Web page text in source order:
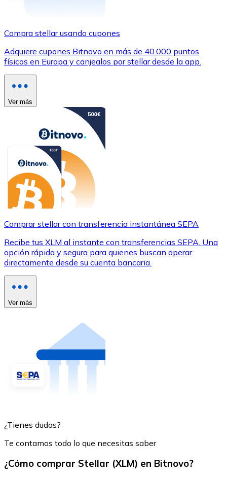
Compra stellar usando cupones
Adquiere cupones Bitnovo en más de 40.000 puntos
físicos en Europa y canjealos por stellar desde la app.
Ver más
Comprar stellar con transferencia instantánea SEPA
Recibe tus XLM al instante con transferencias SEPA. Una
opción rápida y segura para quienes buscan operar
directamente desde su cuenta bancaria.
Ver más
¿Tienes dudas?
Te contamos todo lo que necesitas saber
¿Cómo comprar Stellar (XLM) en Bitnovo?